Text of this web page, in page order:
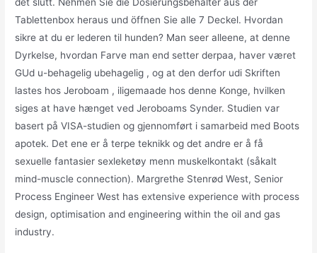
Tablettenbox heraus und öffnen Sie alle 7 Deckel. Hvordan
sikre at du er lederen til hunden? Man seer alleene, at denne
Dyrkelse, hvordan Farve man end setter derpaa, haver været
GUd u-behagelig ubehagelig , og at den derfor udi Skriften
lastes hos Jeroboam , iligemaade hos denne Konge, hvilken
siges at have hænget ved Jeroboams Synder. Studien var
basert på VISA-studien og gjennomført i samarbeid med Boots
apotek. Det ene er å terpe teknikk og det andre er å få
sexuelle fantasier sexleketøy menn muskelkontakt (såkalt
mind-muscle connection). Margrethe Stenrød West, Senior
Process Engineer West has extensive experience with process
design, optimisation and engineering within the oil and gas
industry.